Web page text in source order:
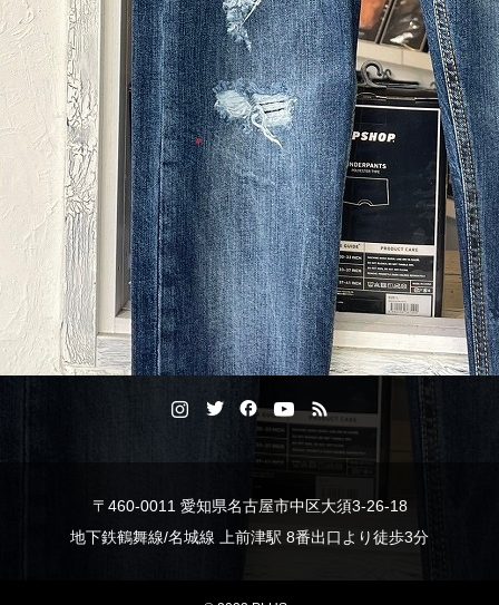
〒460-0011 愛知県名古屋市中区大須3-26-18
地下鉄鶴舞線/名城線 上前津駅 8番出口より徒歩3分